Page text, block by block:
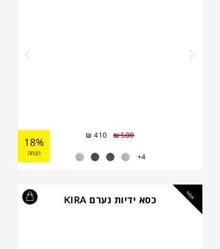
₪500
₪ 410
18%
הנחה 4+
NEW כסא ידיות נערם KIRA